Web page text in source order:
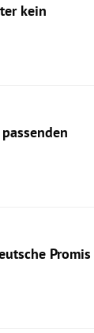
kein
Promis